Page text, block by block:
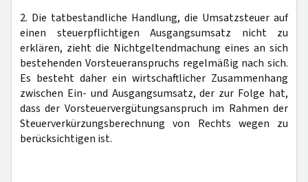
2. Die tatbestandliche Handlung, die Umsatzsteuer auf
einen steuerpflichtigen Ausgangsumsatz nicht zu
erklären, zieht die Nichtgeltendmachung eines an sich
bestehenden Vorsteueranspruchs regelmäßig nach sich.
Es besteht daher ein wirtschaftlicher Zusammenhang
zwischen Ein- und Ausgangsumsatz, der zur Folge hat,
dass der Vorsteuervergütungsanspruch im Rahmen der
Steuerverkürzungsberechnung von Rechts wegen zu
berücksichtigen ist.